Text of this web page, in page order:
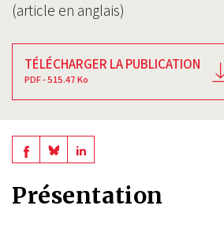
(article en anglais)
TÉLÉCHARGER LA PUBLICATION
PDF - 515.47 Ko
Share
on
Share
BlueSky
Share
Linkedin
Présentation